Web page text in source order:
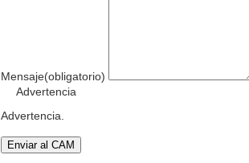
Mensaje(obligatorio)
Advertencia
Advertencia.
Enviar al CAM